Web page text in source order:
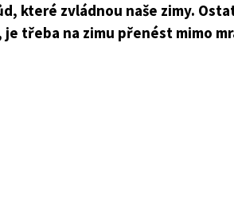
které zvládnou naše zimy.
třeba na zimu přenést mimo